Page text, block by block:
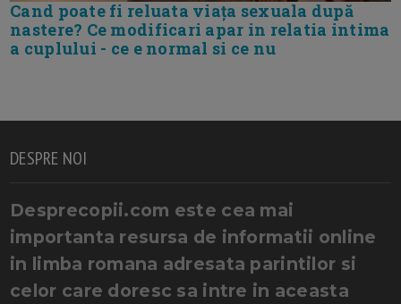
Cand poate fi reluata viața sexuala după
nastere? Ce modificari apar in relatia intima
a cuplului - ce e normal si ce nu
DESPRE NOI
Desprecopii.com este cea mai
importanta resursa de informatii online
in limba romana adresata parintilor si
celor care doresc sa intre in aceasta